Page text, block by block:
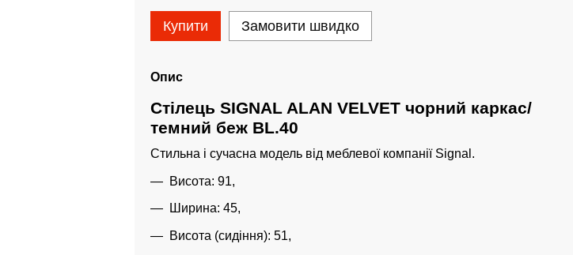
Купити Замовити швидко
Опис
Стілець SIGNAL ALAN VELVET чорний каркас/
темний беж BL.40
Стильна і сучасна модель від меблевої компанії Signal.
Висота: 91,
Ширина: 45,
Висота (сидіння): 51,